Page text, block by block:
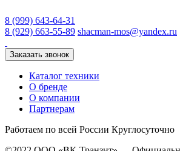
8 (999) 643-64-31
8 (929) 663-55-89 shacman-mos@yandex.ru
Заказать звонок
Каталог техники
О бренде
О компании
Партнерам
Работаем по всей России Круглосуточно